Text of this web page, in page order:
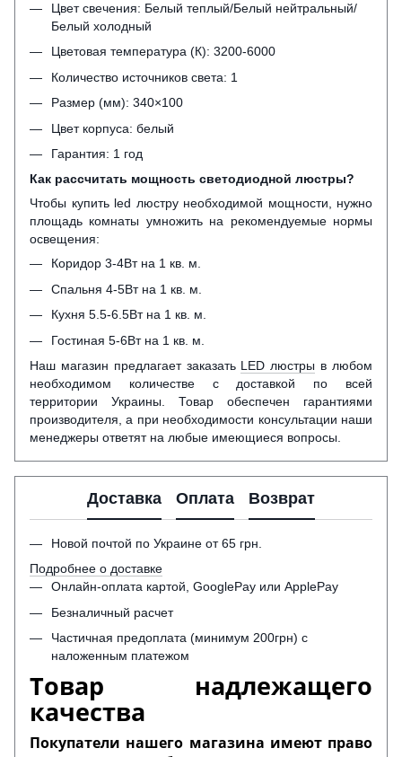
Цвет свечения: Белый теплый/Белый нейтральный/
Белый холодный
Цветовая температура (К): 3200-6000
Количество источников света: 1
Размер (мм): 340×100
Цвет корпуса: белый
Гарантия: 1 год
Как рассчитать мощность светодиодной люстры?
Чтобы купить led люстру необходимой мощности, нужно
площадь комнаты умножить на рекомендуемые нормы
освещения:
Коридор 3-4Вт на 1 кв. м.
Спальня 4-5Вт на 1 кв. м.
Кухня 5.5-6.5Вт на 1 кв. м.
Гостиная 5-6Вт на 1 кв. м.
Наш магазин предлагает заказать LED люстры в любом
необходимом количестве с доставкой по всей
территории Украины. Товар обеспечен гарантиями
производителя, а при необходимости консультации наши
менеджеры ответят на любые имеющиеся вопросы.
Доставка Оплата Возврат
Новой почтой по Украине от 65 грн.
Подробнее о доставке
Онлайн-оплата картой, GooglePay или ApplePay
Безналичный расчет
Частичная предоплата (минимум 200грн) с
наложенным платежом
Товар надлежащего
качества
Покупатели нашего магазина имеют право